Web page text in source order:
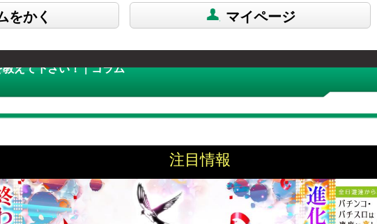
注目情報
をかく マイページ
えて下さい！ | コラム
サブ基板！